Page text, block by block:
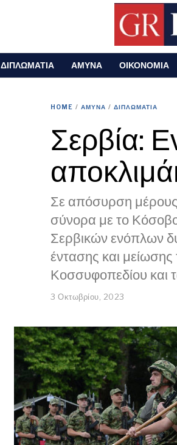
ΔΙΠΛΩΜΑΤΙΑ ΑΜΥΝΑ ΟΙΚΟΝΟΜΙΑ
HOME / ΑΜΥΝΑ / ΔΙΠΛΩΜΑΤΙΑ
Σερβία:
Σε απόσυρση
σύνορα με το
Σερβικών ενόπλων
έντασης και
Κοσσυφοπεδίου και
3 Οκτωβρίου, 2023